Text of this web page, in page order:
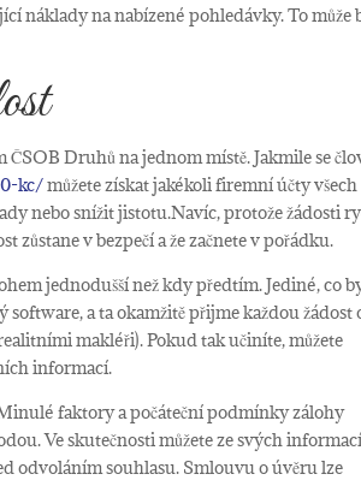
náklady na nabízené pohledávky. To může
Druhů na jednom místě. Jakmile se
kc/můžete získat jakékoli firemní účty všech
nebo snížit jistotu.Navíc, protože žádosti
zůstane v bezpečí a že začnete v pořádku.
jednodušší než kdy předtím. Jediné, co
a ta okamžitě přijme každou žádost
makléři). Pokud tak učiníte, můžete
informací.
faktory a počáteční podmínky zálohy
Ve skutečnosti můžete ze svých informací
odvoláním souhlasu. Smlouvu o úvěru lze